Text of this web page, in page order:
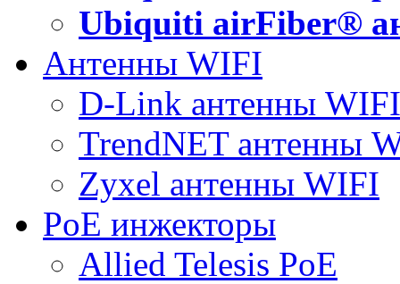
Ubiquiti airFiber®
Антенны WIFI
D-Link антенны WIFI
TrendNET антенны
Zyxel антенны WIFI
PoE инжекторы
Allied Telesis PoE